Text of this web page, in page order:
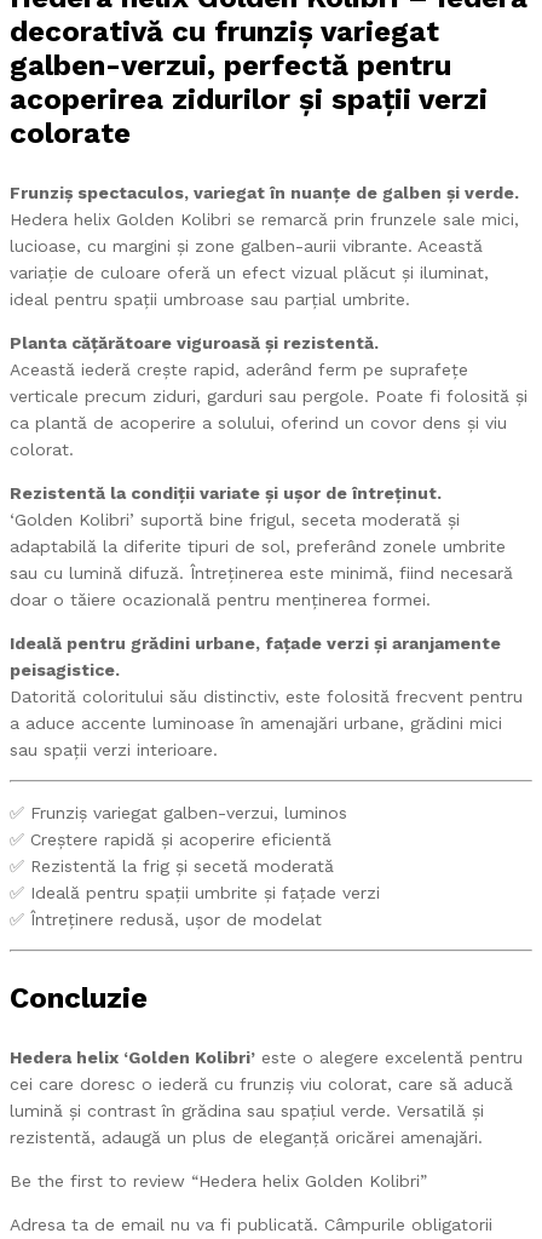
decorativă cu frunziș variegat
galben-verzui, perfectă pentru
acoperirea zidurilor și spații verzi
colorate
Frunziș spectaculos, variegat în nuanțe de galben și verde.
Hedera helix Golden Kolibri se remarcă prin frunzele sale mici,
lucioase, cu margini și zone galben-aurii vibrante. Această
variație de culoare oferă un efect vizual plăcut și iluminat,
ideal pentru spații umbroase sau parțial umbrite.
Planta cățărătoare viguroasă și rezistentă.
Această iederă crește rapid, aderând ferm pe suprafețe
verticale precum ziduri, garduri sau pergole. Poate fi folosită și
ca plantă de acoperire a solului, oferind un covor dens și viu
colorat.
Rezistentă la condiții variate și ușor de întreținut.
‘Golden Kolibri’ suportă bine frigul, seceta moderată și
adaptabilă la diferite tipuri de sol, preferând zonele umbrite
sau cu lumină difuză. Întreținerea este minimă, fiind necesară
doar o tăiere ocazională pentru menținerea formei.
Ideală pentru grădini urbane, fațade verzi și aranjamente
peisagistice.
Datorită coloritului său distinctiv, este folosită frecvent pentru
a aduce accente luminoase în amenajări urbane, grădini mici
sau spații verzi interioare.
✅ Frunziș variegat galben-verzui, luminos
✅ Creștere rapidă și acoperire eficientă
✅ Rezistentă la frig și secetă moderată
✅ Ideală pentru spații umbrite și fațade verzi
✅ Întreținere redusă, ușor de modelat
Concluzie
Hedera helix ‘Golden Kolibri’ este o alegere excelentă pentru
cei care doresc o iederă cu frunziș viu colorat, care să aducă
lumină și contrast în grădina sau spațiul verde. Versatilă și
rezistentă, adaugă un plus de eleganță oricărei amenajări.
Be the first to review “Hedera helix Golden Kolibri”
Adresa ta de email nu va fi publicată. Câmpurile obligatorii